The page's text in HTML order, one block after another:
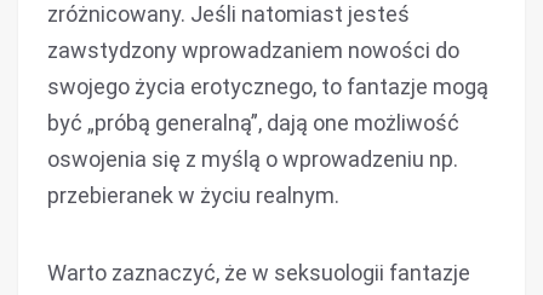
zróżnicowany. Jeśli natomiast jesteś
zawstydzony wprowadzaniem nowości do
swojego życia erotycznego, to fantazje mogą
być „próbą generalną”, dają one możliwość
oswojenia się z myślą o wprowadzeniu np.
przebieranek w życiu realnym.
Warto zaznaczyć, że w seksuologii fantazje